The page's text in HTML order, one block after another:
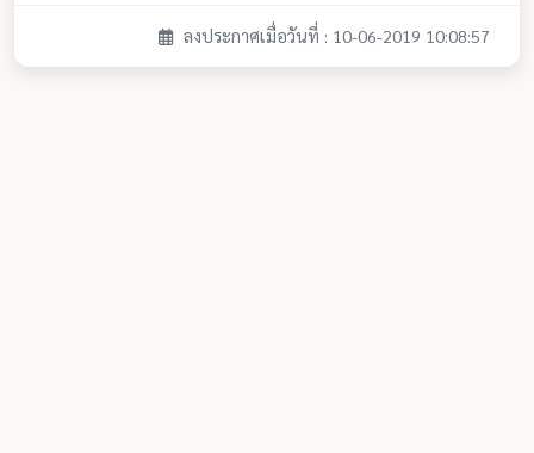
ลงประกาศเมื่อวันที่ : 10-06-2019 10:08:57